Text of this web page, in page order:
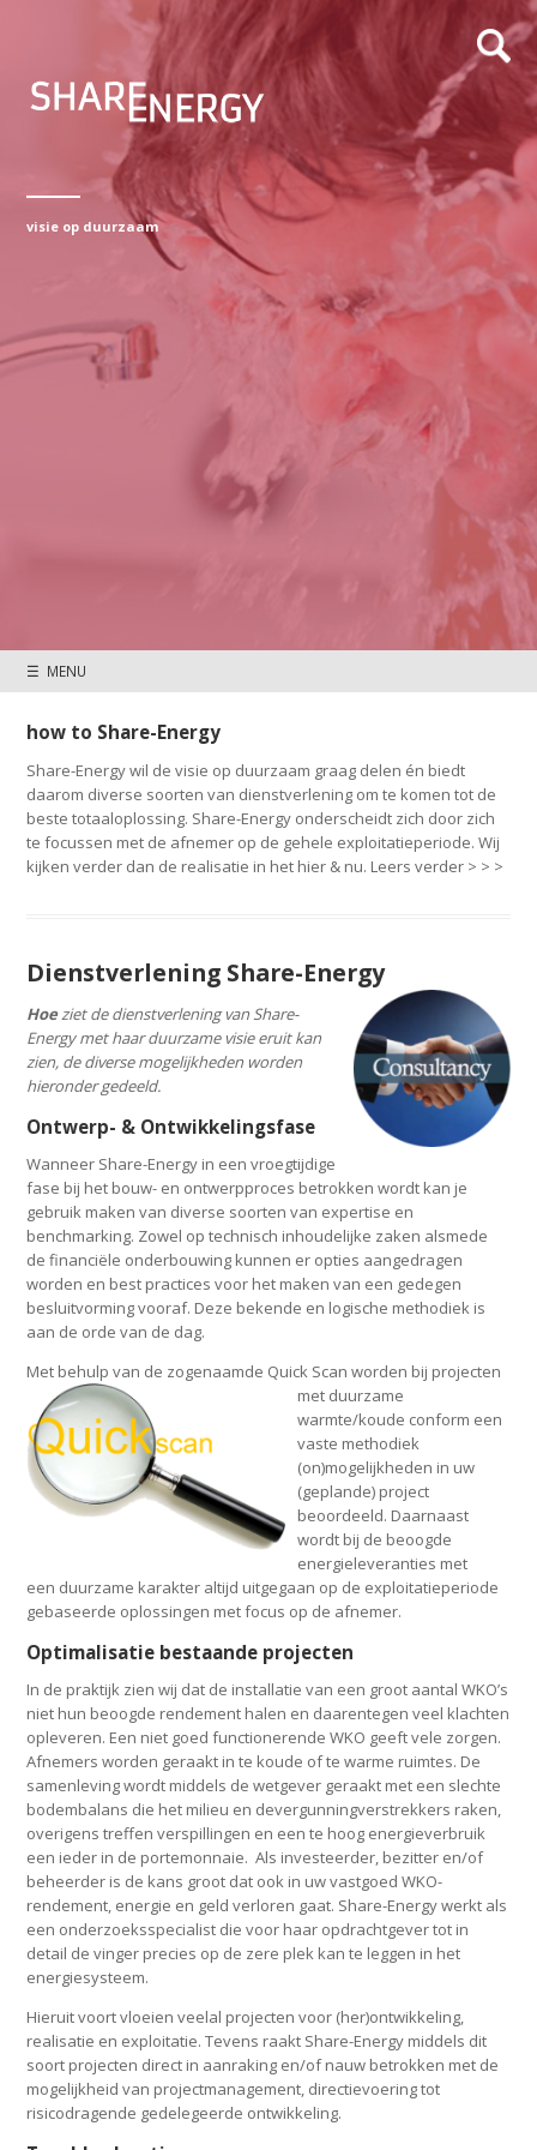
visie op duurzaam
☰ MENU
how to Share-Energy
Share-Energy wil de visie op duurzaam graag delen én biedt
daarom diverse soorten van dienstverlening om te komen tot de
beste totaaloplossing. Share-Energy onderscheidt zich door zich
te focussen met de afnemer op de gehele exploitatieperiode. Wij
kijken verder dan de realisatie in het hier & nu. Leers verder > > >
Dienstverlening Share-Energy
Hoeziet de dienstverlening van Share-
Energy met haar duurzame visie eruit kan
zien, de diverse mogelijkheden worden
hieronder gedeeld.
Ontwerp- & Ontwikkelingsfase
Wanneer Share-Energy in een vroegtijdige
fase bij het bouw- en ontwerpproces betrokken wordt kan je
gebruik maken van diverse soorten van expertise en
benchmarking. Zowel op technisch inhoudelijke zaken alsmede
de financiële onderbouwing kunnen er opties aangedragen
worden en best practices voor het maken van een gedegen
besluitvorming vooraf. Deze bekende en logische methodiek is
aan de orde van de dag.
Met behulp van de zogenaamde Quick Scan worden bij projecten
met duurzame
warmte/koude conform een
vaste methodiek
(on)mogelijkheden in uw
(geplande) project
beoordeeld. Daarnaast
wordt bij de beoogde
energieleveranties met
een duurzame karakter altijd uitgegaan op de exploitatieperiode
gebaseerde oplossingen met focus op de afnemer.
Optimalisatie bestaande projecten
In de praktijk zien wij dat de installatie van een groot aantal WKO’s
niet hun beoogde rendement halen en daarentegen veel klachten
opleveren. Een niet goed functionerende WKO geeft vele zorgen.
Afnemers worden geraakt in te koude of te warme ruimtes. De
samenleving wordt middels de wetgever geraakt met een slechte
bodembalans die het milieu en devergunningverstrekkers raken,
overigens treffen verspillingen en een te hoog energieverbruik
een ieder in de portemonnaie. Als investeerder, bezitter en/of
beheerder is de kans groot dat ook in uw vastgoed WKO-
rendement, energie en geld verloren gaat. Share-Energy werkt als
een onderzoeksspecialist die voor haar opdrachtgever tot in
detail de vinger precies op de zere plek kan te leggen in het
energiesysteem.
Hieruit voort vloeien veelal projecten voor (her)ontwikkeling,
realisatie en exploitatie. Tevens raakt Share-Energy middels dit
soort projecten direct in aanraking en/of nauw betrokken met de
mogelijkheid van projectmanagement, directievoering tot
risicodragende gedelegeerde ontwikkeling.